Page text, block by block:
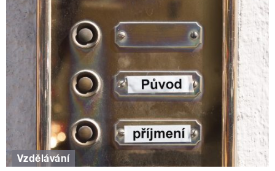
Vzdělávání